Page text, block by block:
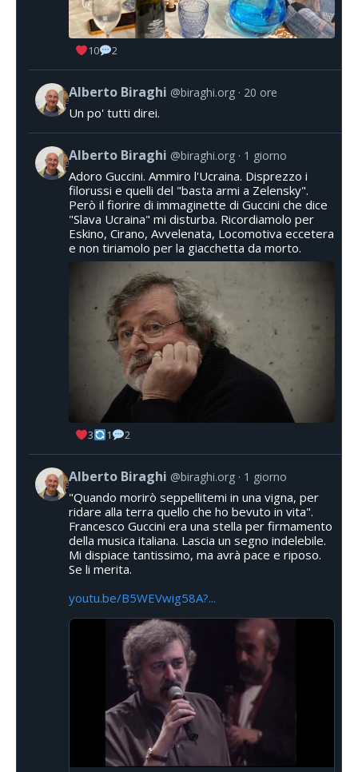
10 2
Alberto Biraghi @biraghi.org 20 ore
Un po' tutti direi.
Alberto Biraghi @biraghi.org 1 giorno
Adoro Guccini. Ammiro l'Ucraina. Disprezzo i
filorussi e quelli del "basta armi a Zelensky".
Però il fiorire di immaginette di Guccini che dice
"Slava Ucraina" mi disturba. Ricordiamolo per
Eskino, Cirano, Avvelenata, Locomotiva eccetera
e non tiriamolo per la giacchetta da morto.
3 1 2
Alberto Biraghi @biraghi.org 1 giorno
"Quando morirò seppellitemi in una vigna, per
ridare alla terra quello che ho bevuto in vita".
Francesco Guccini era una stella per firmamento
della musica italiana. Lascia un segno indelebile.
Mi dispiace tantissimo, ma avrà pace e riposo.
Se li merita.
youtu.be/B5WEVwig58A?...